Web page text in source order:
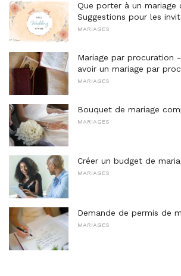
Que porter à un mariage
Suggestions pour les
MARIAGES
Mariage par procuration
avoir un mariage par
MARIAGES
Bouquet de mariage
MARIAGES
Créer un budget de
MARIAGES
Demande de permis de
MARIAGES